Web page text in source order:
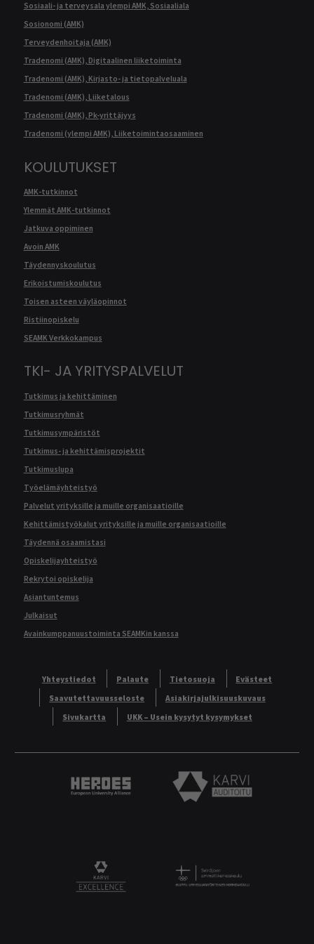
Sosiaali- ja terveysala ylempi AMK, Sosiaaliala
Sosionomi (AMK)
Terveydenhoitaja (AMK)
Tradenomi (AMK), Digitaalinen liiketoiminta
Tradenomi (AMK), Kirjasto- ja tietopalveluala
Tradenomi (AMK), Liiketalous
Tradenomi (AMK), Pk-yrittäjyys
Tradenomi (ylempi AMK), Liiketoimintaosaaminen
KOULUTUKSET
AMK-tutkinnot
Ylemmät AMK-tutkinnot
Jatkuva oppiminen
Avoin AMK
Täydennyskoulutus
Erikoistumiskoulutus
Toisen asteen väyläopinnot
Ristiinopiskelu
SEAMK Verkkokampus
TKI- JA YRITYSPALVELUT
Tutkimus ja kehittäminen
Tutkimusryhmät
Tutkimusympäristöt
Tutkimus- ja kehittämisprojektit
Tutkimuslupa
Työelämäyhteistyö
Palvelut yrityksille ja muille organisaatioille
Kehittämistyökalut yrityksille ja muille organisaatioille
Täydennä osaamistasi
Opiskelijayhteistyö
Rekrytoi opiskelija
Asiantuntemus
Julkaisut
Avainkumppanuustoiminta SEAMKin kanssa
Yhteystiedot Palaute Tietosuoja
Evästeet
Saavutettavuusseloste
Asiakirjajulkisuuskuvaus
Sivukartta
UKK – Usein kysytyt kysymykset
Heroes European University Alliance logo
Karvi Auditoitu logo
KARVI Excellence logo.Logo